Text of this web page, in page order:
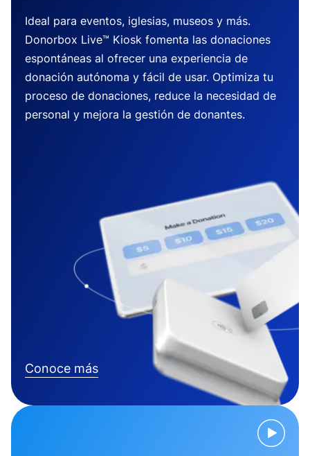
Ideal para eventos, iglesias, museos y más.
Donorbox Live™ Kiosk fomenta las donaciones
espontáneas al ofrecer una experiencia de
donación autónoma y fácil de usar. Optimiza tu
proceso de donaciones, reduce la necesidad de
personal y mejora la gestión de donantes.
Conoce más